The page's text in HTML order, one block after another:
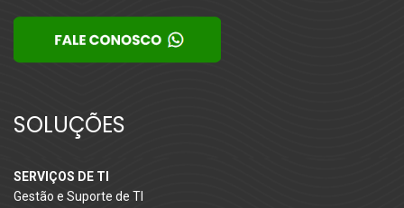
SOLUÇÕES
SERVIÇOS DE TI
Gestão e Suporte de TI